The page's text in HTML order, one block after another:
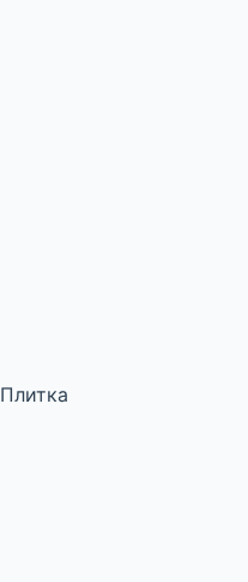
Плитка